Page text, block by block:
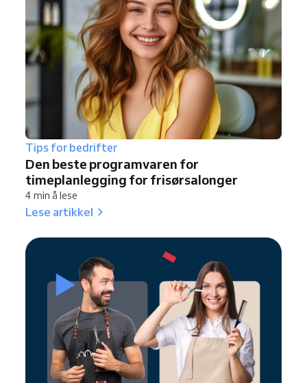
Tips for bedrifter
Den beste programvaren for
timeplanlegging for frisørsalonger
4 min å lese
Lese artikkel